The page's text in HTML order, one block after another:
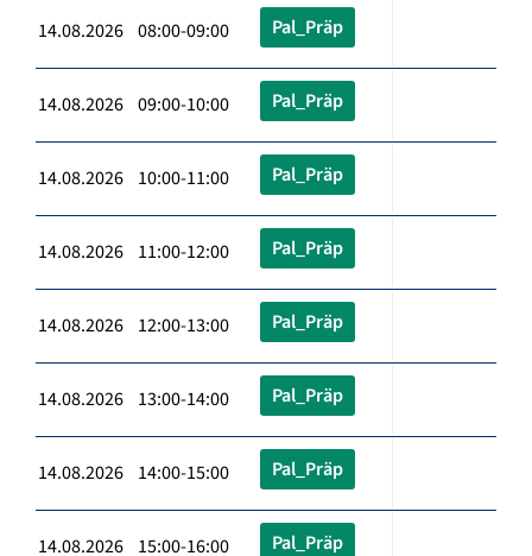
14.08.2026 08:00-09:00 Pal_Präp
14.08.2026 09:00-10:00 Pal_Präp
14.08.2026 10:00-11:00 Pal_Präp
14.08.2026 11:00-12:00 Pal_Präp
14.08.2026 12:00-13:00 Pal_Präp
14.08.2026 13:00-14:00 Pal_Präp
14.08.2026 14:00-15:00 Pal_Präp
14.08.2026 15:00-16:00 Pal_Präp